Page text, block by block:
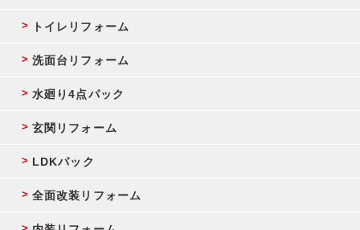
トイレリフォーム
洗面台リフォーム
水廻り4点パック
玄関リフォーム
LDKパック
全面改装リフォーム